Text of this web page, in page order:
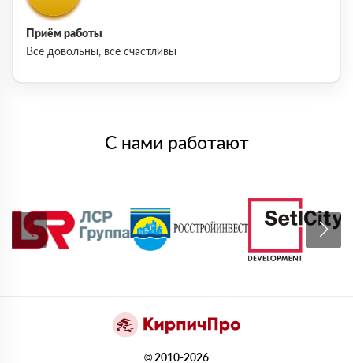
Приём работы
Все довольны, все счастливы
С нами работают
© 2010-2026